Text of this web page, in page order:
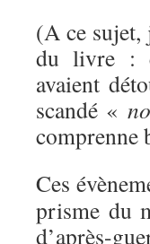
(A ce sujet,
du livre :
avaient
scandé «
comprenne
Ces
prisme du
d’après-